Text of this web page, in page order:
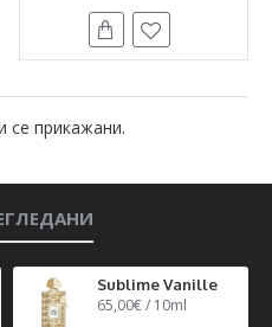
се прикажани.
Sublime Vanille
65,00€ / 10ml